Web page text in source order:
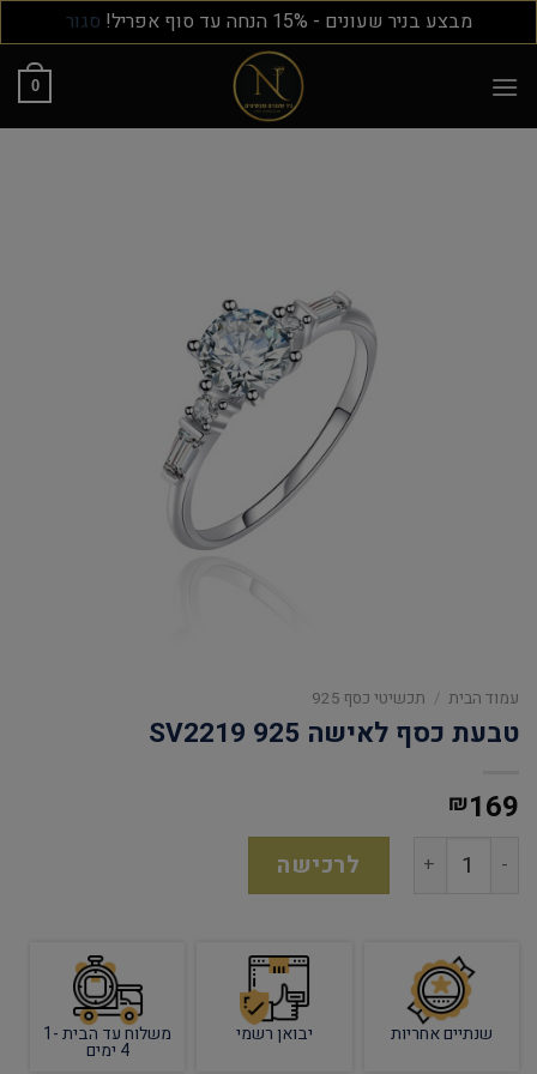
מבצע בניר שעונים - 15% הנחה עד סוף אפריל! סגור
0
עמוד הבית / תכשיטי כסף 925
טבעת כסף לאישה 925 SV2219
₪169
לרכישה
שנתיים אחריות יבואן רשמי משלוח עד הבית 1-
4 ימים